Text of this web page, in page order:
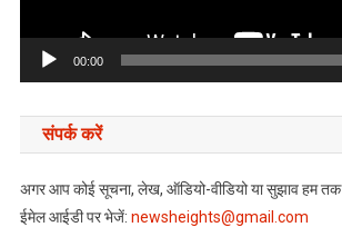
00:00
संपर्क करें
अगर आप कोई सूचना, लेख, ऑडियो-वीडियो या सुझाव हम तक
ईमेल आईडी पर भेजें: newsheights@gmail.com